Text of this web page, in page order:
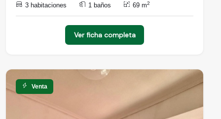
3 habitaciones 1 baños 69 m2
Ver ficha completa
Venta